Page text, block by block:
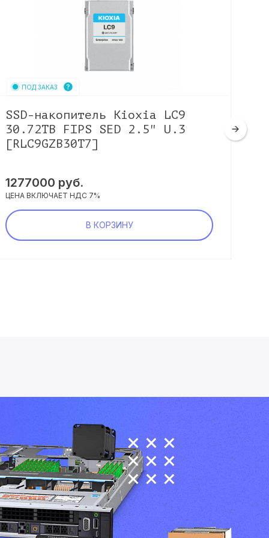
ПОД ЗАКАЗ
SSD-накопитель Kioxia LC9
30.72TB FIPS SED 2.5" U.3
[RLC9GZB30T7]
1277000 руб.
ЦЕНА ВКЛЮЧАЕТ НДС 7%
В КОРЗИНУ